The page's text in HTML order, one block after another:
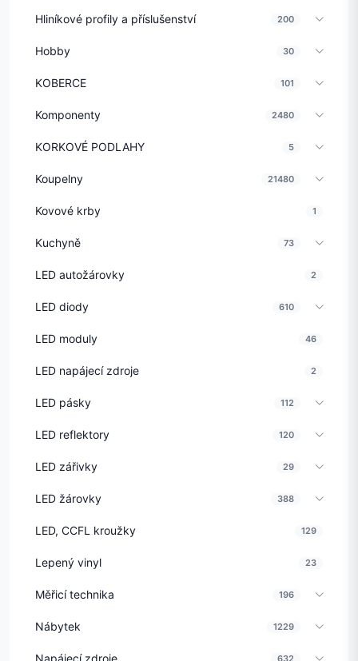
Hliníkové profily a příslušenství 200
Hobby 30
KOBERCE 101
Komponenty 2480
KORKOVÉ PODLAHY 5
Koupelny 21480
Kovové krby 1
Kuchyně 73
LED autožárovky 2
LED diody 610
LED moduly 46
LED napájecí zdroje 2
LED pásky 112
LED reflektory 120
LED zářivky 29
LED žárovky 388
LED, CCFL kroužky 129
Lepený vinyl 23
Měřicí technika 196
Nábytek 1229
632